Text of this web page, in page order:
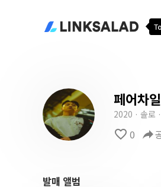
페어차
2020 · 솔로
favorite_border 0 reply
발매 앨범